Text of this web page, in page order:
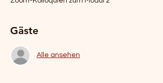
Gäste
Alle ansehen